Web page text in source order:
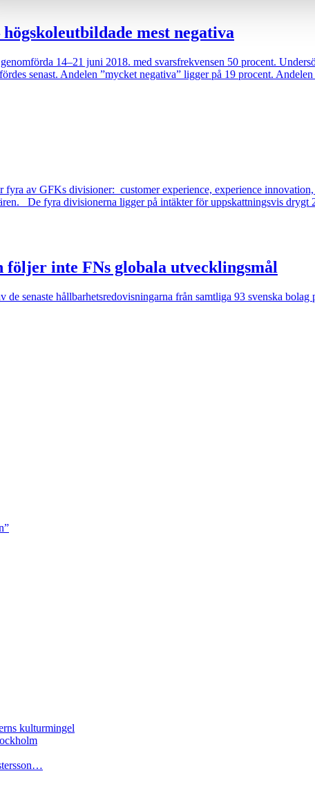
mest negativa
14–21 juni 2018. med svarsfrekvensen 50 procent.
senast. Andelen ”mycket negativa” ligger på 19 procent.
av GFKs divisioner: customer experience, experience
De fyra divisionerna ligger på intäkter för uppskattningsvis
följer inte FNs globala utvecklingsmål
senaste hållbarhetsredovisningarna från samtliga 93 svenska bolag
kulturmingel